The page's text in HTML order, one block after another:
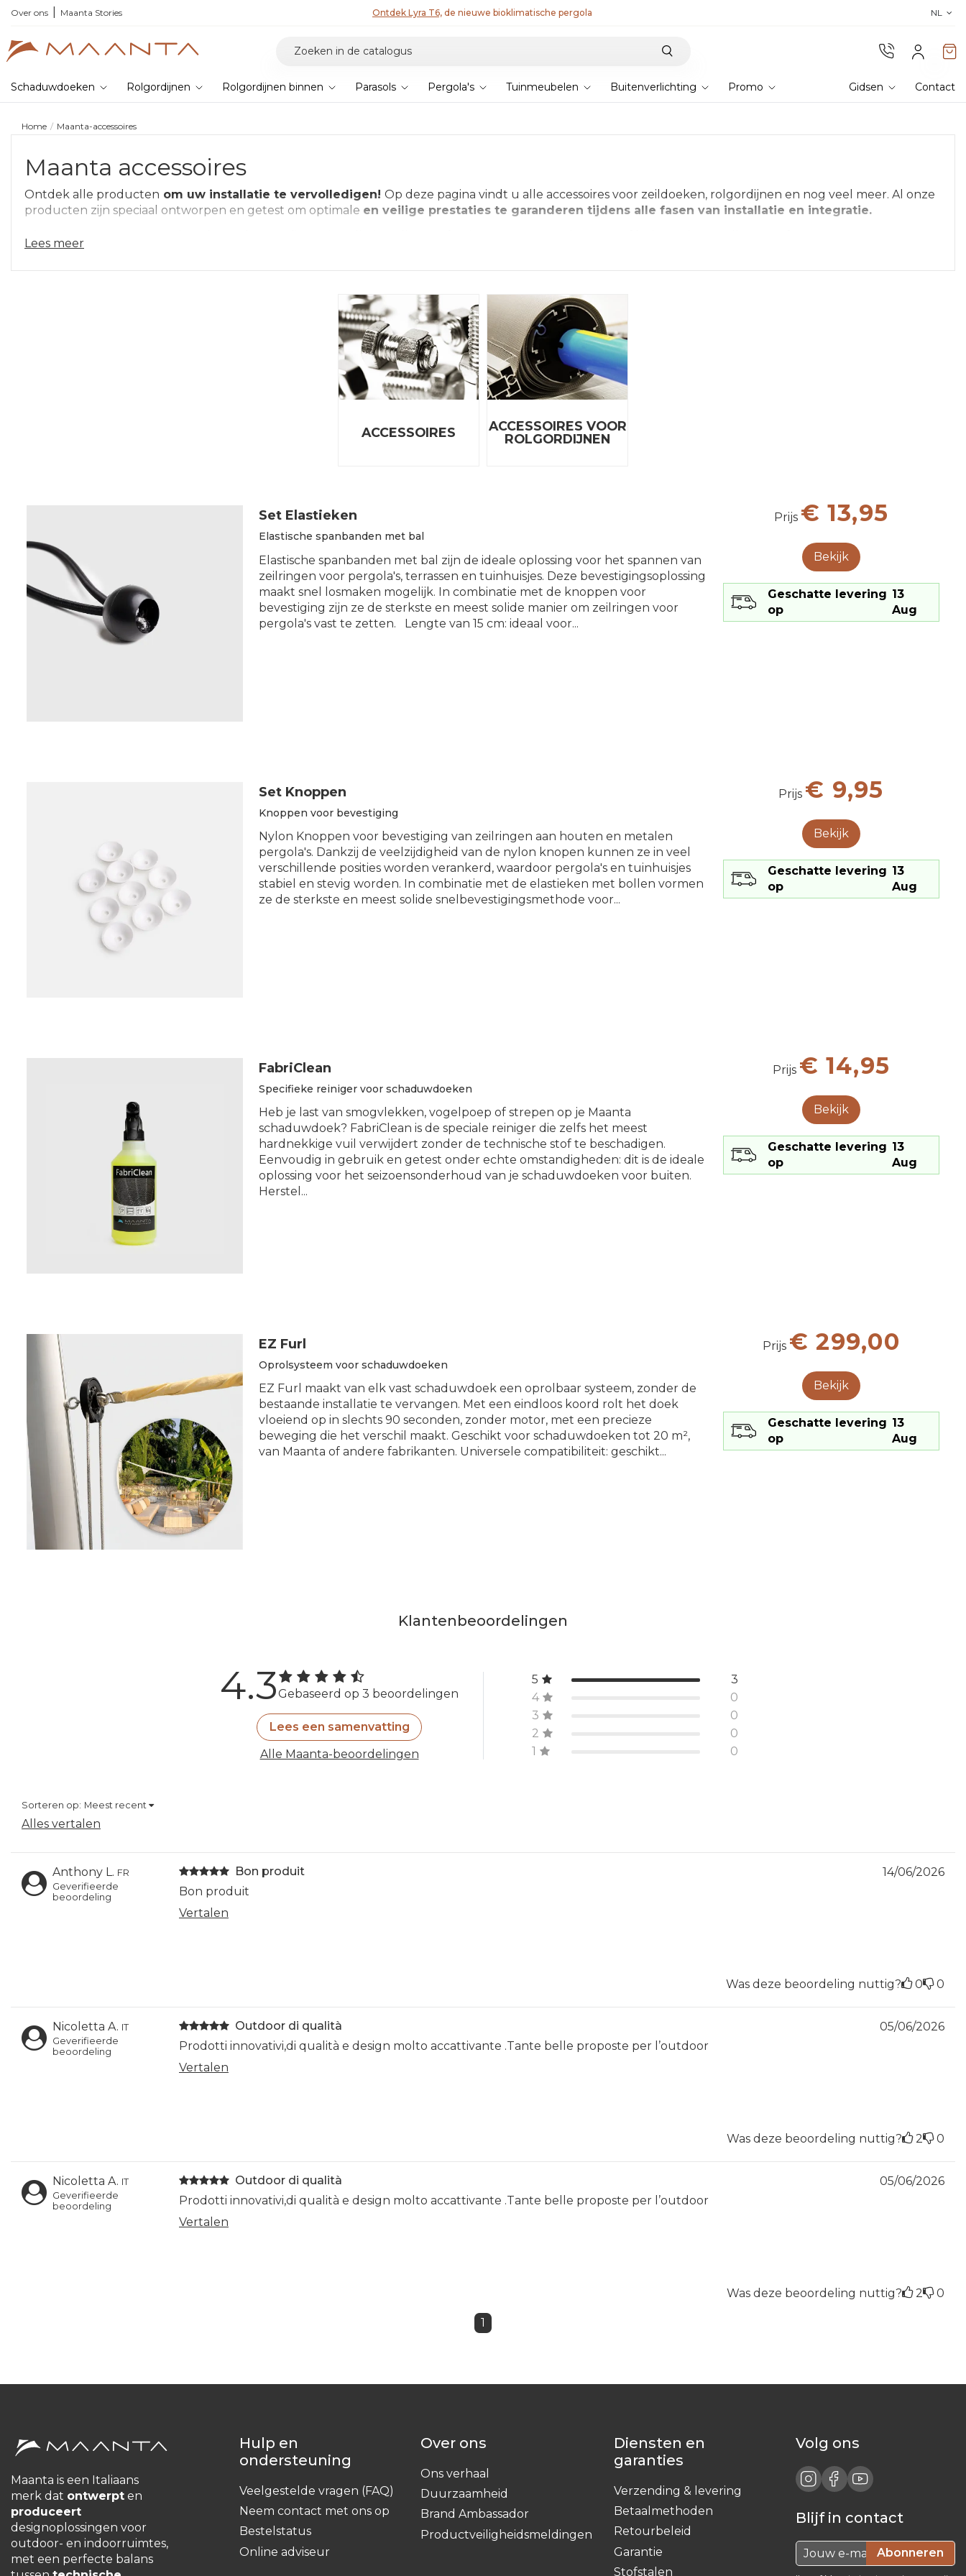
Over ons Maanta Stories
Ontdek de collectie 2026 en bespaar 5%
! Bestel stalen en
NL
Schaduwdoeken Rolgordijnen Rolgordijnen binnen Parasols Pergola's Tuinmeubelen Buitenverlichting Promo Gidsen Contact
Home Maanta-accessoires
Maanta accessoires
Ontdek alle producten om uw installatie te vervolledigen! Op deze pagina vindt u alle accessoires voor zeildoeken, rolgordijnen en nog veel meer. Al onze
producten zijn speciaal ontworpen en getest om optimale en veilige prestaties te garanderen tijdens alle fasen van installatie en integratie.
een optimaal resultaat uit uw schaduwzeilente kunnen halen. Ontdek alle verschillende onderdelen, gaande van de
Musclex3 muurverankering, paalbevestiging, montage, reiniging en onderhoud voor een correcte en veilige installatie.
De kwaliteit en duurzaamheid van de gebruikte materialenzullen u niet teleurstellen!
een tweede leven voor voorwerpen?
Wij wel: wij stellen u tassen en clutches voor uit de verwerking van ons stofafval.
Dankzij de verbeterde hitte- en waterbescherming van Meshnet en Purishade® stoffen,
komen prachtige handtassen tot leven! Maak deel uit van de
circulaire economie voor textiel en ontdek dat groen & milieuvriendelijk zijn nog nooit zo chic is geweest.
Lees meer
ACCESSOIRES
ACCESSOIRES VOOR
ROLGORDIJNEN
Set Elastieken
Elastische spanbanden met bal
Elastische spanbanden met bal zijn de ideale oplossing voor het spannen van
zeilringen voor pergola's, terrassen en tuinhuisjes. Deze bevestigingsoplossing
maakt snel losmaken mogelijk. In combinatie met de knoppen voor
bevestiging zijn ze de sterkste en meest solide manier om zeilringen voor
pergola's vast te zetten. Lengte van 15 cm: ideaal voor...
Prijs € 13,95
Bekijk
Geschatte levering
op
13
Aug
Set Knoppen
Knoppen voor bevestiging
Nylon Knoppen voor bevestiging van zeilringen aan houten en metalen
pergola's. Dankzij de veelzijdigheid van de nylon knopen kunnen ze in veel
verschillende posities worden verankerd, waardoor pergola's en tuinhuisjes
stabiel en stevig worden. In combinatie met de elastieken met bollen vormen
ze de sterkste en meest solide snelbevestigingsmethode voor...
Prijs € 9,95
Bekijk
Geschatte levering
op
13
Aug
FabriClean
Specifieke reiniger voor schaduwdoeken
Heb je last van smogvlekken, vogelpoep of strepen op je Maanta
schaduwdoek? FabriClean is de speciale reiniger die zelfs het meest
hardnekkige vuil verwijdert zonder de technische stof te beschadigen.
Eenvoudig in gebruik en getest onder echte omstandigheden: dit is de ideale
oplossing voor het seizoensonderhoud van je schaduwdoeken voor buiten.
Herstel...
Prijs € 14,95
Bekijk
Geschatte levering
op
13
Aug
EZ Furl
Oprolsysteem voor schaduwdoeken
EZ Furl maakt van elk vast schaduwdoek een oprolbaar systeem, zonder de
bestaande installatie te vervangen. Met een eindloos koord rolt het doek
vloeiend op in slechts 90 seconden, zonder motor, met een precieze
beweging die het verschil maakt. Geschikt voor schaduwdoeken tot 20 m²,
van Maanta of andere fabrikanten. Universele compatibiliteit: geschikt...
Prijs € 299,00
Bekijk
Geschatte levering
op
13
Aug
Klantenbeoordelingen
4.3Gebaseerd op 3 beoordelingen
Lees een samenvatting
Alle Maanta-beoordelingen
5
3
4
0
3
0
2
0
1
0
Sorteren op: Meest recent
Alles vertalen
Anthony L. FR
Geverifieerde
beoordeling
Bon produit
Bon produit
Vertalen
14/06/2026
Was deze beoordeling nuttig? 0 0
Nicoletta A. IT
Geverifieerde
beoordeling
Outdoor di qualità
Prodotti innovativi,di qualità e design molto accattivante .Tante belle proposte per l’outdoor
Vertalen
05/06/2026
Was deze beoordeling nuttig? 2 0
Nicoletta A. IT
Geverifieerde
beoordeling
Outdoor di qualità
Prodotti innovativi,di qualità e design molto accattivante .Tante belle proposte per l’outdoor
Vertalen
05/06/2026
Was deze beoordeling nuttig? 2 0
1
Maanta is een Italiaans
merk dat ontwerpt en
produceert
designoplossingen voor
outdoor- en indoorruimtes,
met een perfecte balans
Hulp en
ondersteuning
Veelgestelde vragen (FAQ)
Neem contact met ons op
Bestelstatus
Online adviseur
Over ons
Ons verhaal
Duurzaamheid
Brand Ambassador
Productveiligheidsmeldingen
Diensten en
garanties
Verzending & levering
Betaalmethoden
Retourbeleid
Garantie
Stofstalen
Volg ons
Blijf in contact
Abonneren